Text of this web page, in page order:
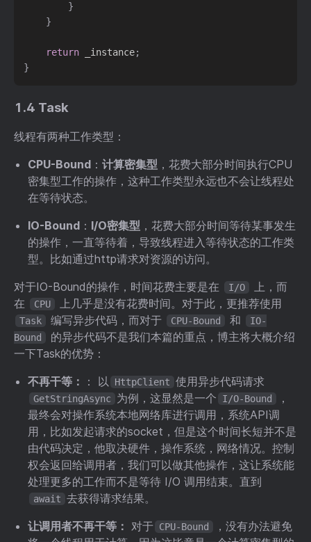
}
}
return _instance;
}
1.4 Task
线程有两种工作类型：
CPU-Bound ： 计算密集型 ，花费大部分时间执行CPU
密集型工作的操作，这种工作类型永远也不会让线程处
在等待状态。
IO-Bound ： I/O密集型 ，花费大部分时间等待某事发生
的操作，一直等待着，导致线程进入等待状态的工作类
型。比如通过http请求对资源的访问。
对于IO-Bound的操作，时间花费主要是在
I/O
上，而
在
CPU 上几乎是没有花费时间。对于此，更推荐使用
Task 编写异步代码，而对于 CPU-Bound 和
IO-
Bound
的异步代码不是我们本篇的重点，博主将大概介绍
一下Task的优势：
不再干等：
： 以 HttpClient 使用异步代码请求
GetStringAsync 为例，这显然是一个 I/O-Bound
，
最终会对操作系统本地网络库进行调用，系统API调
用，比如发起请求的socket，但是这个时间长短并不是
由代码决定，他取决硬件，操作系统，网络情况。控制
权会返回给调用者，我们可以做其他操作，这让系统能
处理更多的工作而不是等待 I/O 调用结束。直到
await 去获得请求结果。
让调用者不再干等： 对于 CPU-Bound
，没有办法避免